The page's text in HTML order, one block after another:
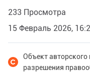
233 Просмотра
15 Февраль 2026,
Объект
разрешения